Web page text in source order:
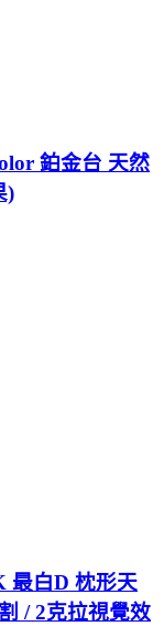
鉑金台 天然
)
最白D 枕形天
/ 2克拉視覺效